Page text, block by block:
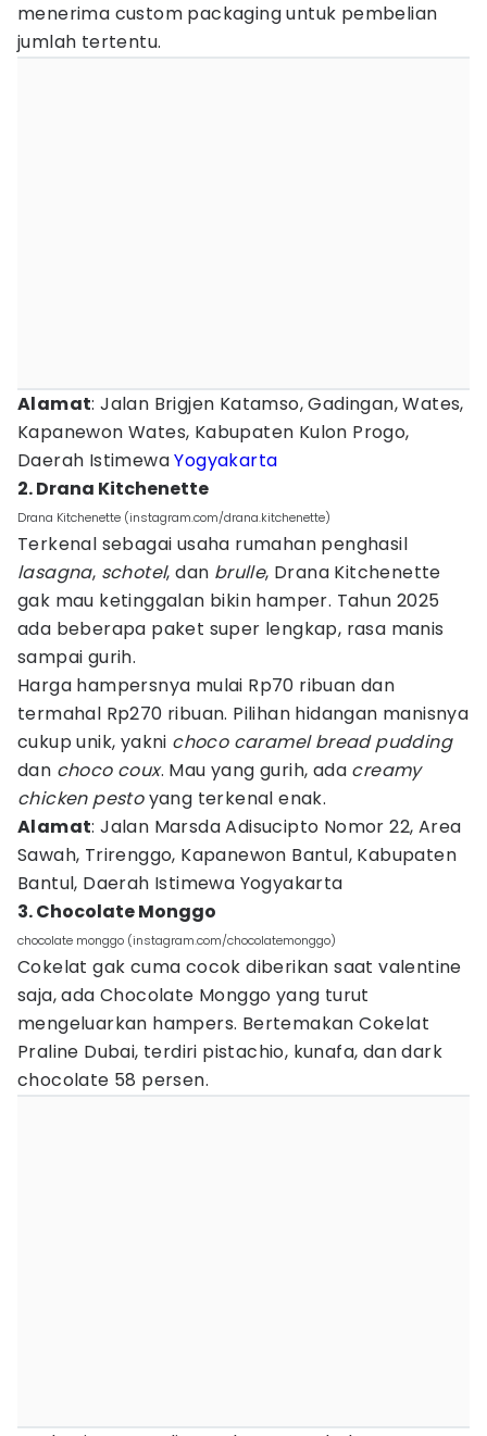
menerima custom packaging untuk pembelian
jumlah tertentu.
Alamat: Jalan Brigjen Katamso, Gadingan, Wates,
Kapanewon Wates, Kabupaten Kulon Progo,
Daerah IstimewaYogyakarta
2. Drana Kitchenette
Drana Kitchenette (instagram.com/drana.kitchenette)
Terkenal sebagai usaha rumahan penghasil
lasagna, schotel, dan brulle, Drana Kitchenette
gak mau ketinggalan bikin hamper. Tahun 2025
ada beberapa paket super lengkap, rasa manis
sampai gurih.
Harga hampersnya mulai Rp70 ribuan dan
termahal Rp270 ribuan. Pilihan hidangan manisnya
cukup unik, yakni choco caramel bread pudding
dan choco coux. Mau yang gurih, ada creamy
chicken pestoyang terkenal enak.
Alamat: Jalan Marsda Adisucipto Nomor 22, Area
Sawah, Trirenggo, Kapanewon Bantul, Kabupaten
Bantul, Daerah Istimewa Yogyakarta
3. Chocolate Monggo
chocolate monggo (instagram.com/chocolatemonggo)
Cokelat gak cuma cocok diberikan saat valentine
saja, ada Chocolate Monggo yang turut
mengeluarkan hampers. Bertemakan Cokelat
Praline Dubai, terdiri pistachio, kunafa, dan dark
chocolate 58 persen.